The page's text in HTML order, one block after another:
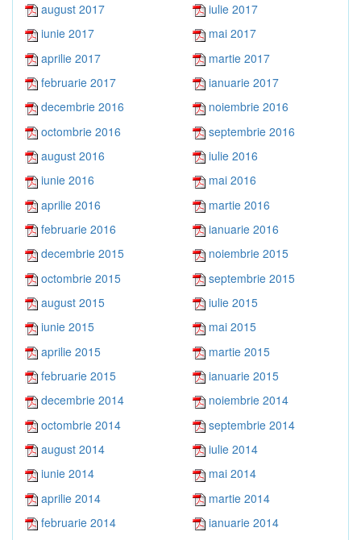
august 2017
iulie 2017
iunie 2017
mai 2017
aprilie 2017
martie 2017
februarie 2017
ianuarie 2017
decembrie 2016
noiembrie 2016
octombrie 2016
septembrie 2016
august 2016
iulie 2016
iunie 2016
mai 2016
aprilie 2016
martie 2016
februarie 2016
ianuarie 2016
decembrie 2015
noiembrie 2015
octombrie 2015
septembrie 2015
august 2015
iulie 2015
iunie 2015
mai 2015
aprilie 2015
martie 2015
februarie 2015
ianuarie 2015
decembrie 2014
noiembrie 2014
octombrie 2014
septembrie 2014
august 2014
iulie 2014
iunie 2014
mai 2014
aprilie 2014
martie 2014
februarie 2014
ianuarie 2014